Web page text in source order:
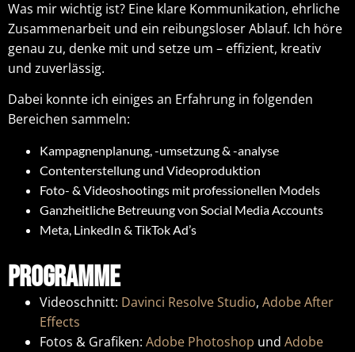
Was mir wichtig ist? Eine klare Kommunikation, ehrliche
Zusammenarbeit und ein reibungsloser Ablauf. Ich höre
genau zu, denke mit und setze um – effizient, kreativ
und zuverlässig.
Dabei konnte ich einiges an Erfahrung in folgenden
Bereichen sammeln:
Kampagnenplanung, -umsetzung & -analyse
Contenterstellung und Videoproduktion
Foto- & Videoshootings mit professionellen Models
Ganzheitliche Betreuung von Social Media Accounts
Meta, LinkedIn & TikTok Ad’s
Programme
Videoschnitt: Davinci Resolve Studio, Adobe After
Effects
Fotos & Grafiken: Adobe Photoshop und Adobe